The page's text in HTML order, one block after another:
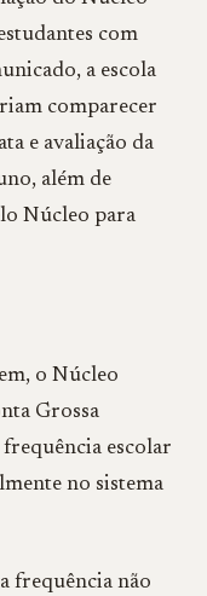
com
a escola
comparecer
e avaliação da
além de
Núcleo para
o Núcleo
Grossa
escolar
no sistema
frequência não